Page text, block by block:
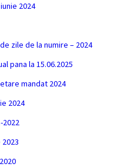
2024
zile de la numire – 2024
pana la 15.06.2025
mandat 2024
2024
2022